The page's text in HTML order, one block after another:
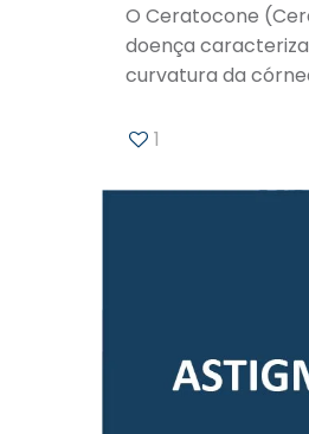
O Ceratocone
doença
curvatura da
1